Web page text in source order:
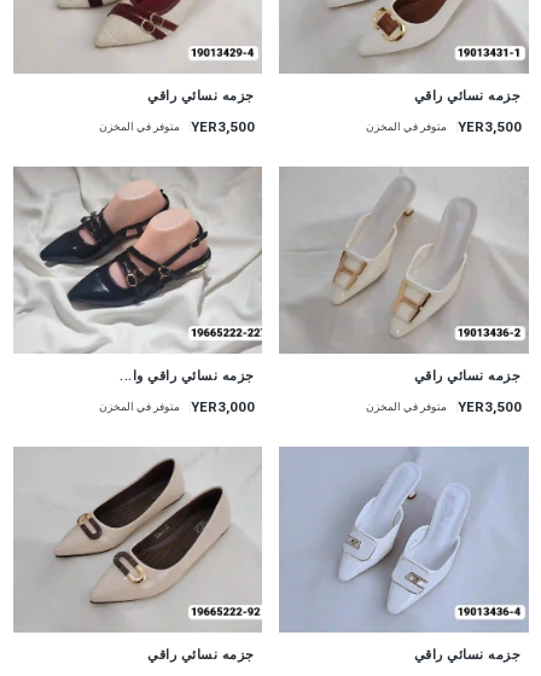
جزمه نسائي راقي
YER3,500 متوفر في المخزن
جزمه نسائي راقي
YER3,500 متوفر في المخزن
جزمه نسائي راقي
YER3,500 متوفر في المخزن
جزمه نسائي راقي وا...
YER3,000 متوفر في المخزن
جزمه نسائي راقي جزمه نسائي راقي